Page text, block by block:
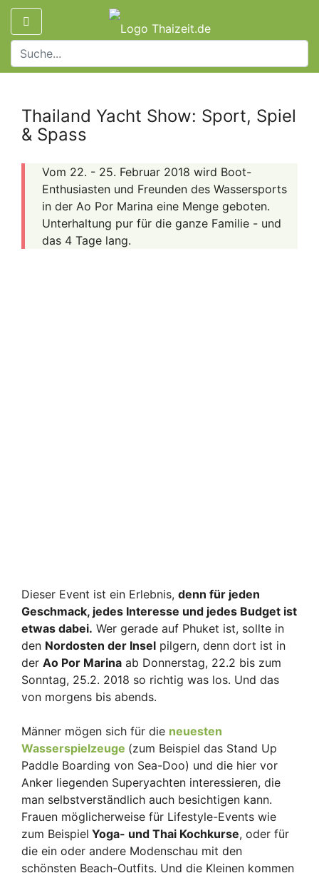
Thailand Yacht Show: Sport, Spiel
& Spass
Vom 22. - 25. Februar 2018 wird Boot-
Enthusiasten und Freunden des Wassersports
in der Ao Por Marina eine Menge geboten.
Unterhaltung pur für die ganze Familie - und
das 4 Tage lang.
Dieser Event ist ein Erlebnis, denn für jeden
Geschmack, jedes Interesse und jedes Budget ist
etwas dabei. Wer gerade auf Phuket ist, sollte in
den Nordosten der Insel pilgern, denn dort ist in
der Ao Por Marina ab Donnerstag, 22.2 bis zum
Sonntag, 25.2. 2018 so richtig was los. Und das
von morgens bis abends.
Männer mögen sich für die neuesten
Wasserspielzeuge (zum Beispiel das Stand Up
Paddle Boarding von Sea-Doo) und die hier vor
Anker liegenden Superyachten interessieren, die
man selbstverständlich auch besichtigen kann.
Frauen möglicherweise für Lifestyle-Events wie
zum Beispiel Yoga- und Thai Kochkurse, oder für
die ein oder andere Modenschau mit den
schönsten Beach-Outfits. Und die Kleinen kommen